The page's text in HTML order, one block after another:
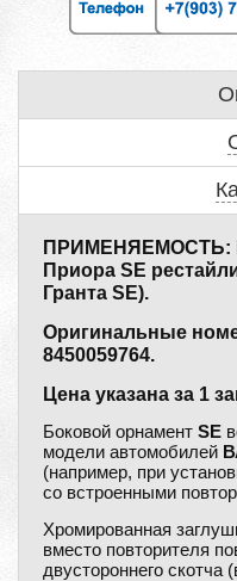
ПРИМЕНЯЕМОСТЬ:
Приора SE
Гранта SE).
Оригинальные
8450059764.
Цена указана за 1
Боковой орнамент SE
модели автомобилей
(например, при
со встроенными
Хромированная
вместо повторителя
двустороннего скотча